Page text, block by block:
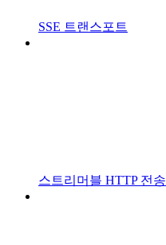
SSE 트랜스포트
스트리머블 HTTP 전송